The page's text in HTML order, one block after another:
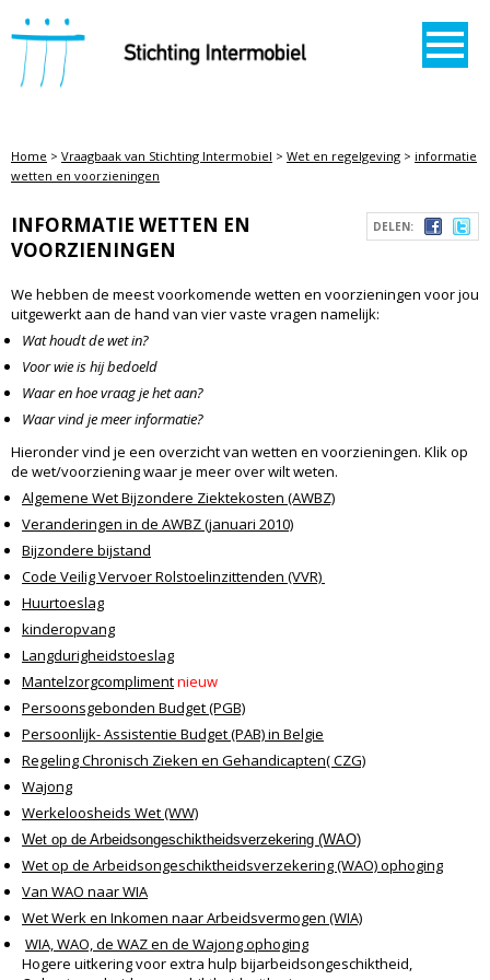
STICHTING INTERMOBIEL
Home > Vraagbaak van Stichting Intermobiel > Wet en regelgeving > informatie
wetten en voorzieningen
DELEN:
INFORMATIE WETTEN EN
VOORZIENINGEN
We hebben de meest voorkomende wetten en voorzieningen voor jou
uitgewerkt aan de hand van vier vaste vragen namelijk:
Wat houdt de wet in?
Voor wie is hij bedoeld
Waar en hoe vraag je het aan?
Waar vind je meer informatie?
Hieronder vind je een overzicht van wetten en voorzieningen. Klik op
de wet/voorziening waar je meer over wilt weten.
Algemene Wet Bijzondere Ziektekosten (AWBZ)
Veranderingen in de AWBZ (januari 2010)
Bijzondere bijstand
Code Veilig Vervoer Rolstoelinzittenden (VVR)
Huurtoeslag
kinderopvang
Langdurigheidstoeslag
Mantelzorgcomplimentnieuw
Persoonsgebonden Budget (PGB)
Persoonlijk- Assistentie Budget (PAB) in Belgie
Regeling Chronisch Zieken en Gehandicapten( CZG)
Wajong
Werkeloosheids Wet (WW)
Wet op de Arbeidsongeschiktheidsverzekering (WAO)
Wet op de Arbeidsongeschiktheidsverzekering (WAO) ophoging
Van WAO naar WIA
Wet Werk en Inkomen naar Arbeidsvermogen (WIA)
WIA, WAO, de WAZ en de Wajong ophoging
Hogere uitkering voor extra hulp bijarbeidsongeschiktheid,